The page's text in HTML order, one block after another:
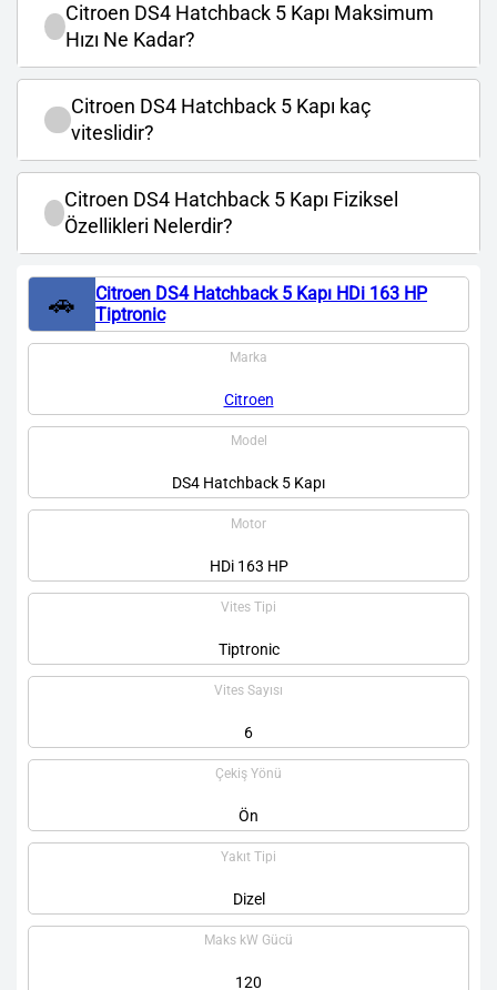
Citroen DS4 Hatchback 5 Kapı Maksimum
Hızı Ne Kadar?
Citroen DS4 Hatchback 5 Kapı kaç
viteslidir?
Citroen DS4 Hatchback 5 Kapı Fiziksel
Özellikleri Nelerdir?
🚗
Citroen DS4 Hatchback 5 Kapı HDi 163 HP
Tiptronic
Marka
Citroen
Model
DS4 Hatchback 5 Kapı
Motor
HDi 163 HP
Vites Tipi
Tiptronic
Vites Sayısı
6
Çekiş Yönü
Ön
Yakıt Tipi
Dizel
Maks kW Gücü
120